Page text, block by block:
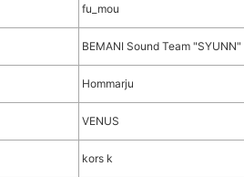
fu_mou
BEMANI Sound Team "SYUNN"
Hommarju
VENUS
kors k